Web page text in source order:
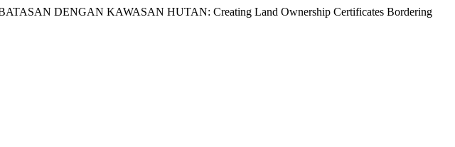
DENGAN KAWASAN HUTAN: Creating Land Ownership Certificates Bordering